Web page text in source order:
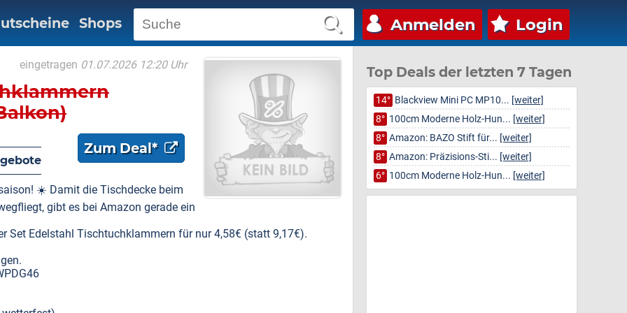
Anmelden Login
Shops
eingetragen 01.07.2026 12:20 Uhr
Zum Deal*
☀️ Damit die Tischdecke beim
gibt es bei Amazon gerade ein
Set Edelstahl Tischtuchklammern für nur 4,58€ (statt 9,17€).
Top Deals der letzten 7 Tagen
14° Blackview Mini PC MP10... [weiter]
8° 100cm Moderne Holz-Hun... [weiter]
8° Amazon: BAZO Stift für... [weiter]
8° Amazon: Präzisions-Sti... [weiter]
6° 100cm Moderne Holz-Hun... [weiter]